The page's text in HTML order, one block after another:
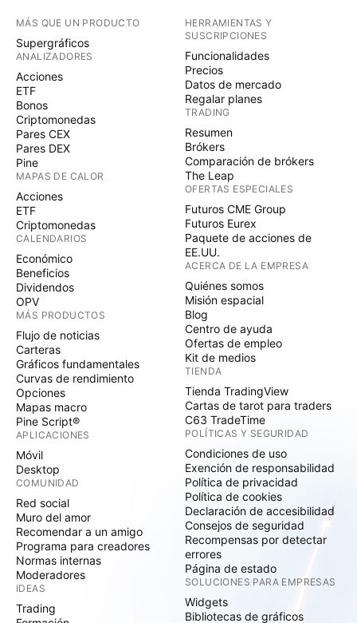
MÁS QUE UN PRODUCTO
Supergráficos
ANALIZADORES
Acciones
ETF
Bonos
Criptomonedas
Pares CEX
Pares DEX
Pine
MAPAS DE CALOR
Acciones
ETF
Criptomonedas
CALENDARIOS
Económico
Beneficios
Dividendos
OPV
MÁS PRODUCTOS
Flujo de noticias
Carteras
Gráficos fundamentales
Curvas de rendimiento
Opciones
Mapas macro
Pine Script®
APLICACIONES
Móvil
Desktop
COMUNIDAD
Red social
Muro del amor
Recomendar a un amigo
Programa para creadores
Normas internas
Moderadores
IDEAS
Trading
HERRAMIENTAS Y
SUSCRIPCIONES
Funcionalidades
Precios
Datos de mercado
Regalar planes
TRADING
Resumen
Brókers
Comparación de brókers
The Leap
OFERTAS ESPECIALES
Futuros CME Group
Futuros Eurex
Paquete de acciones de
EE.UU.
ACERCA DE LA EMPRESA
Quiénes somos
Misión espacial
Blog
Centro de ayuda
Ofertas de empleo
Kit de medios
TIENDA
Tienda TradingView
Cartas de tarot para traders
C63 TradeTime
POLÍTICAS Y SEGURIDAD
Condiciones de uso
Exención de responsabilidad
Política de privacidad
Política de cookies
Declaración de accesibilidad
Consejos de seguridad
Recompensas por detectar
errores
Página de estado
SOLUCIONES PARA EMPRESAS
Widgets
Bibliotecas de gráficos